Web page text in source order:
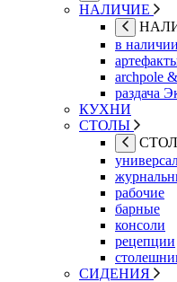
НАЛИЧИЕ
в наличии
archpole
раздача
КУХНИ
СТОЛЫ
рабочие
барные
консоли
рецепции
СИДЕНИЯ